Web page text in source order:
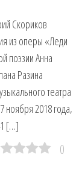
Скориков
из оперы «Леди
поэзии Анна
Разина
театра
2018 года,
[…]
0